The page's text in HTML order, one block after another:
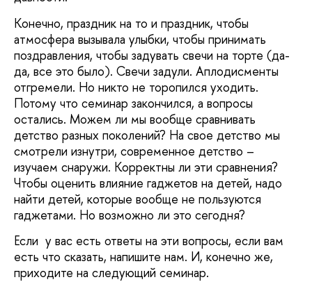
Конечно, праздник на то и праздник, чтобы
атмосфера вызывала улыбки, чтобы принимать
поздравления, чтобы задувать свечи на торте (да-
да, все это было). Свечи задули. Аплодисменты
отгремели. Но никто не торопился уходить.
Потому что семинар закончился, а вопросы
остались. Можем ли мы вообще сравнивать
детство разных поколений? На свое детство мы
смотрели изнутри, современное детство –
изучаем снаружи. Корректны ли эти сравнения?
Чтобы оценить влияние гаджетов на детей, надо
найти детей, которые вообще не пользуются
гаджетами. Но возможно ли это сегодня?
Если у вас есть ответы на эти вопросы, если вам
есть что сказать, напишите нам. И, конечно же,
приходите на следующий семинар.